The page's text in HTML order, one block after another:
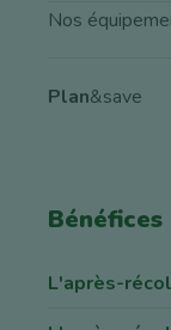
Nos
Plan&save
Bénéfices
L'après-